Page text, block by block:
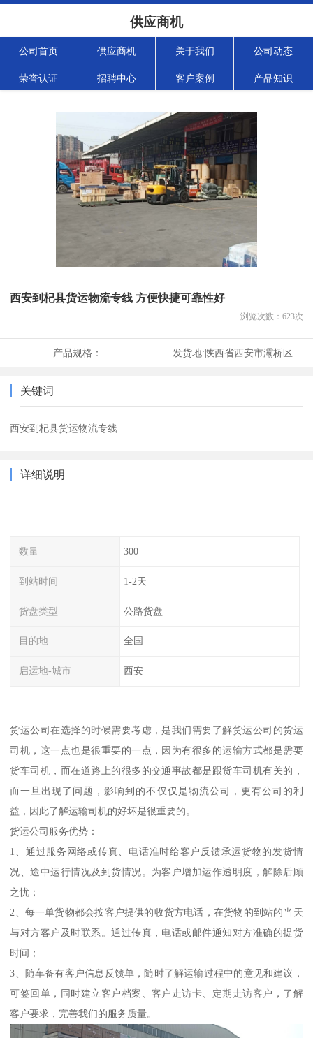
供应商机
公司首页 供应商机 关于我们 公司动态
荣誉认证 招聘中心 客户案例 产品知识
西安到杞县货运物流专线 方便快捷可靠性好
浏览次数： 623次
产品规格： 发货地:陕西省西安市灞桥区
关键词
西安到杞县货运物流专线
详细说明
数量 300
到站时间 1-2天
货盘类型 公路货盘
目的地 全国
启运地-城市 西安
货运公司在选择的时候需要考虑，是我们需要了解货运公司的货运
司机，这一点也是很重要的一点，因为有很多的运输方式都是需要
货车司机，而在道路上的很多的交通事故都是跟货车司机有关的，
而一旦出现了问题，影响到的不仅仅是物流公司，更有公司的利
益，因此了解运输司机的好坏是很重要的。
货运公司服务优势：
1、通过服务网络或传真、电话准时给客户反馈承运货物的发货情
况、途中运行情况及到货情况。为客户增加运作透明度，解除后顾
之忧；
2、每一单货物都会按客户提供的收货方电话，在货物的到站的当天
与对方客户及时联系。通过传真，电话或邮件通知对方准确的提货
时间；
3、随车备有客户信息反馈单，随时了解运输过程中的意见和建议，
可签回单，同时建立客户档案、客户走访卡、定期走访客户，了解
客户要求，完善我们的服务质量。